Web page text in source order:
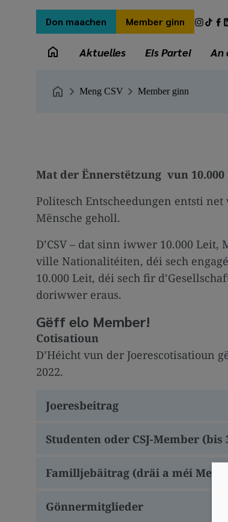
Secondary
menu
Don maachen Member ginn
links
navigation
Aktuelles Eis Partei An
Breadcrumb
Meng CSV Member ginn
Mat der Ënnerstëtzung vun
Politesch Entscheedungen entsti
Mënsche geholl.
D’CSV – dat sinn iwwer 10.000
ville Nationalitéiten, déi sech
10.000 Leit, déi sech fir
doriwwer eraus.
Gëff elo Member!
Cotisatioun
D’Héicht vun der Joerescotisatioun
2022.
Joeresbeitrag
Studenten oder CSJ-Member (bis
Familljebäitrag (dräi a méi
Gönnermitglieder